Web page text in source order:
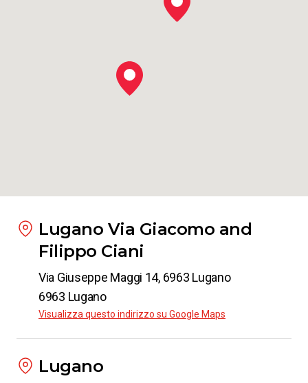
Lugano Via Giacomo and
Filippo Ciani
Via Giuseppe Maggi 14, 6963 Lugano
6963 Lugano
Visualizza questo indirizzo su Google Maps
Lugano